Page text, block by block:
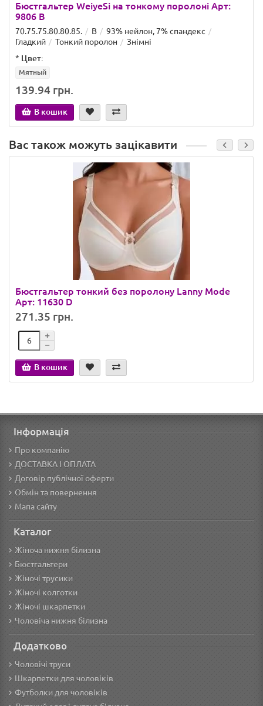
Бюстгальтер WeiyeSi на тонкому поролоні Арт:
9806 B
70.75.75.80.80.85. B
93% нейлон, 7% спандекс
Гладкий
Тонкий поролон
Знімні
* Цвет:
Мятный
139.94 грн.
В кошик
Вас також можуть зацікавити
Бюстгальтер тонкий без поролону Lanny Mode
Арт: 11630 D
271.35 грн.
В кошик
Інформація
Про компанію
ДОСТАВКА І ОПЛАТА
Договір публічної оферти
Обмін та повернення
Мапа сайту
Каталог
Жіноча нижня білизна
Бюстгальтери
Жіночі трусики
Жіночі колготки
Жіночі шкарпетки
Чоловіча нижня білизна
Додатково
Чоловічі труси
Шкарпетки для чоловіків
Футболки для чоловіків